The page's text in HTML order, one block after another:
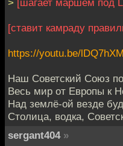
[ставит камраду
https://youtu.be/
Наш Советский Союз
Весь мир от Европы к
Над землё-ой везде
Столица, водка,
sergant404 »